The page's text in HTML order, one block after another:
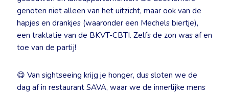
genoten niet alleen van het uitzicht, maar ook van de
hapjes en drankjes (waaronder een Mechels biertje),
een traktatie van de BKVT-CBTI. Zelfs de zon was af en
toe van de partij!
😋 Van sightseeing krijg je honger, dus sloten we de
dag af in restaurant SAVA, waar we de innerlijke mens